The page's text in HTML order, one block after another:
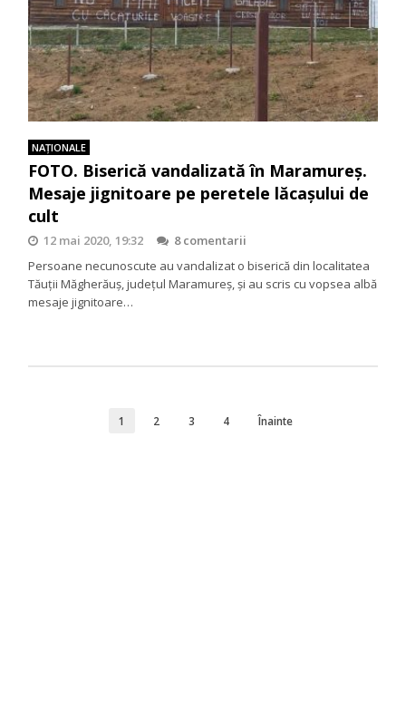
NAŢIONALE
FOTO. Biserică vandalizată în Maramureș.
Mesaje jignitoare pe peretele lăcașului de
cult
12 mai 2020, 19:32
8 comentarii
Persoane necunoscute au vandalizat o biserică din localitatea
Tăuții Măgherăuș, județul Maramureș, și au scris cu vopsea albă
mesaje jignitoare…
1 2 3 4 Înainte